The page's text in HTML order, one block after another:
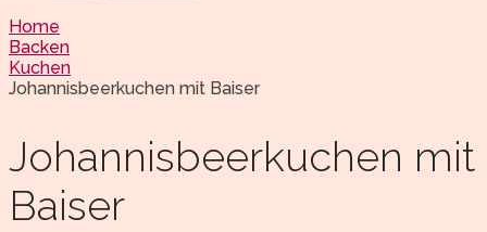
Home
Backen
Kuchen
Johannisbeerkuchen mit Baiser
Johannisbeerkuchen mit
Baiser